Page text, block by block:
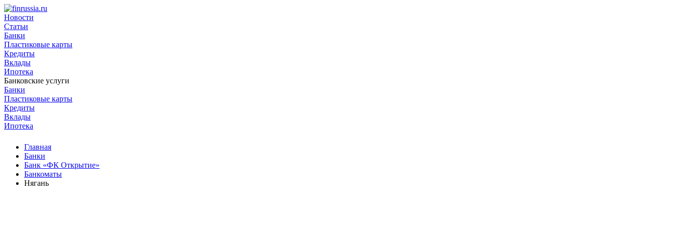
Новости
Статьи
Банки
Пластиковые карты
Кредиты
Вклады
Ипотека
Банковские услуги
Банки
Пластиковые карты
Кредиты
Вклады
Ипотека
Главная
Банки
Банк «ФК Открытие»
Банкоматы
Нягань